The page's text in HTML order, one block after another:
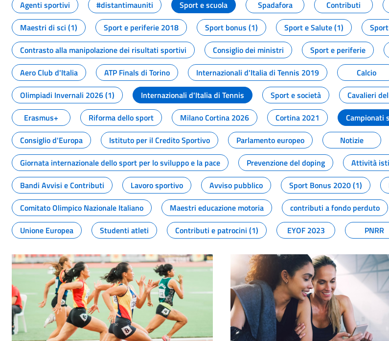
Agenti sportivi
#distantimauniti Sport e scuola Spadafora Contributi
Maestri di sci (1)
Sport e periferie 2018 Sport bonus (1) Sport e Salute (1)
Contrasto alla manipolazione dei risultati sportivi
Consiglio dei ministri Sport e periferie
Aero Club d'Italia
ATP Finals di Torino Internazionali d'Italia di Tennis 2019 Calcio
Olimpiadi Invernali 2026 (1)
Internazionali d'Italia di Tennis Sport e società Cavalieri
Erasmus+
Riforma dello sport Milano Cortina 2026 Cortina 2021 Campionati
Consiglio d'Europa
Istituto per il Credito Sportivo Parlamento europeo Notizie
Giornata internazionale dello sport per lo sviluppo e la pace
Prevenzione del doping Attività
Bandi Avvisi e Contributi
Lavoro sportivo Avviso pubblico Sport Bonus 2020 (1)
Comitato Olimpico Nazionale Italiano
Maestri educazione motoria contributi a fondo perduto
Unione Europea
Studenti atleti Contributi e patrocini (1) EYOF 2023 PNRR